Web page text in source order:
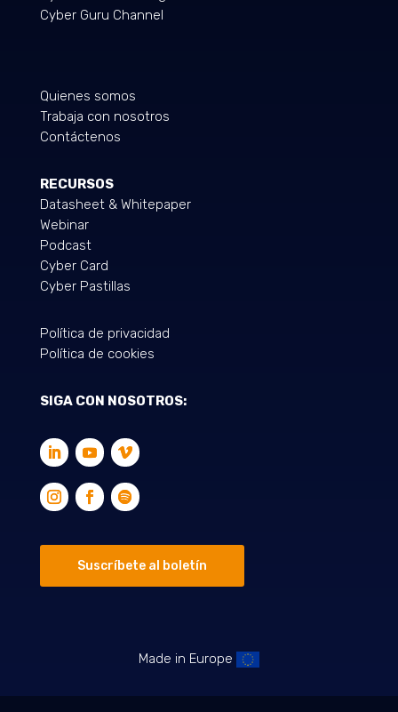
Cyber Guru Channel
Quienes somos
Trabaja con nosotros
Contáctenos
RECURSOS
Datasheet & Whitepaper
Webinar
Podcast
Cyber Card
Cyber Pastillas
Política de privacidad
Política de cookies
SIGA CON NOSOTROS:
Suscríbete al boletín
Made in Europe